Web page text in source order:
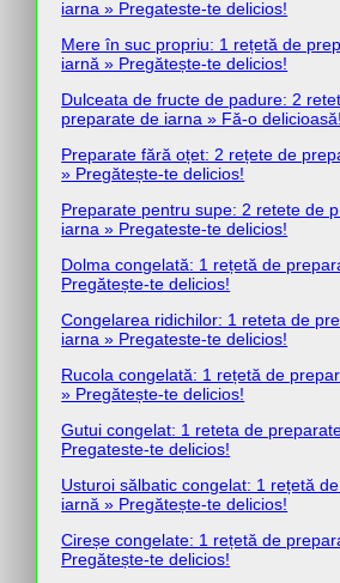
iarna » Pregateste-te delicios!
Mere în suc propriu: 1 rețetă de
iarnă » Pregătește-te delicios!
Dulceata de fructe de padure: 2
preparate de iarna » Fă-o delicioasă!
Preparate fără oțet: 2 rețete de
» Pregătește-te delicios!
Preparate pentru supe: 2 retete de
iarna » Pregateste-te delicios!
Dolma congelată: 1 rețetă de
Pregătește-te delicios!
Congelarea ridichilor: 1 reteta de
iarna » Pregateste-te delicios!
Rucola congelată: 1 rețetă de
» Pregătește-te delicios!
Gutui congelat: 1 reteta de
Pregateste-te delicios!
Usturoi sălbatic congelat: 1 rețetă
iarnă » Pregătește-te delicios!
Cireșe congelate: 1 rețetă de
Pregătește-te delicios!